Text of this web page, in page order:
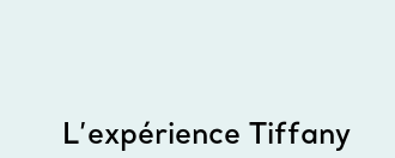
L’expérience Tiffany